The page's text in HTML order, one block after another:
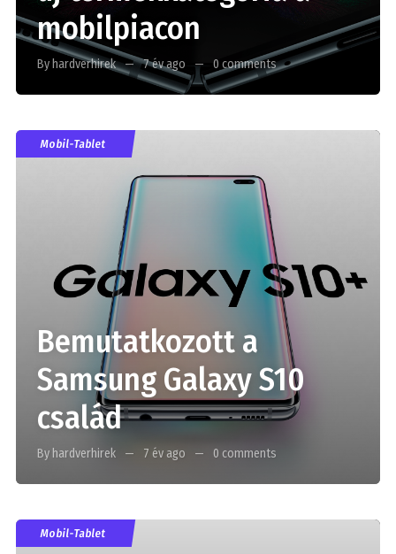
mobilpiacon
By hardverhirek 7 év ago 0 comments
Mobil-Tablet
Bemutatkozott a
Samsung Galaxy S10
család
By hardverhirek 7 év ago 0 comments
Mobil-Tablet